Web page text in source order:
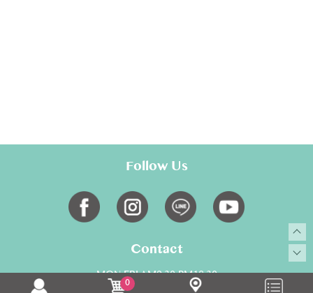
Follow Us
Contact
MON-FRI AM9:30-PM18:30
0